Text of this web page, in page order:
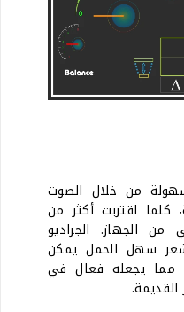
من خلال الصوت
كلما اقتربت أكثر من
من الجهاز. الجراديو
سهل الحمل يمكن
مما يجعله فعال في